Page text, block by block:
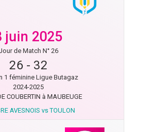
juin 2025
de Match N° 26
26 - 32
1 féminine Ligue Butagaz
2024-2025
COUBERTIN à MAUBEUGE
AVESNOIS vs TOULON